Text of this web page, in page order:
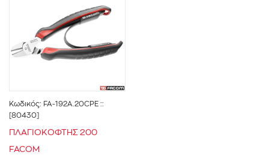
ΣΥΝΕΡΓ.ΥΔΡΑΥΒΛΙΚΩΝ-ΚΑΥΣΤΙΡΩΝ
ΣΥΝΕΡΓ.ΦΑΝΟΠ-ΛΑΜΑΡ-ΑΜΑΞΩΜΑΤ-ΒΑΦΕΙΟ
ΑΥΤΟΚΙΝ
ΣΥΝΕΡΓΕΙΑ ΝΑΥΤΙΛΙΑΚΩΝ
ΣΥΝΟΛΟ ΑΓΟΡΑΣ
Κωδικός: FA-192A.20CPE ::
[80430]
ΠΛΑΓΙΟΚΟΦΤΗΣ 200
FACOM